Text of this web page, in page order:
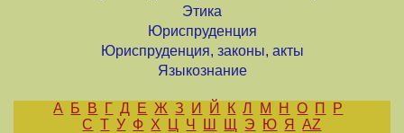
Этика
Юриспруденция
Юриспруденция, законы, акты
Языкознание
А Б В Г Д Е Ж З И Й К Л М Н О П
Р
С Т У Ф Х Ц Ч Ш Щ Э Ю Я AZ